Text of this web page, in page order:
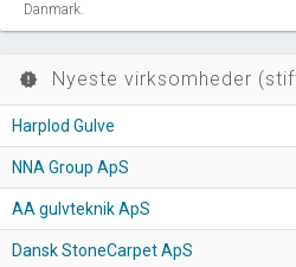
Danmark.
new_releases Nyeste virksomheder
Harplod Gulve
NNA Group ApS
AA gulvteknik ApS
Dansk StoneCarpet ApS